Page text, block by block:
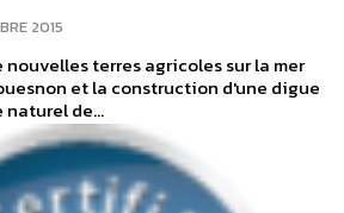
2015
terres agricoles sur la mer
et la construction d'une digue
naturel de...